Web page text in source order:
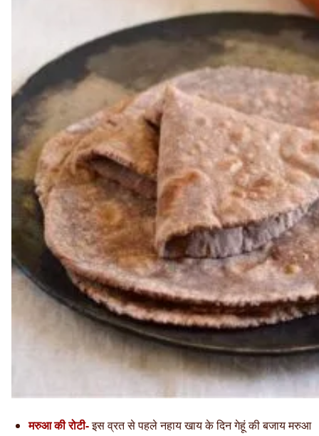
मरुआ की रोटी-इस व्रत से पहले नहाय खाय के दिन गेहूं की बजाय मरुआ